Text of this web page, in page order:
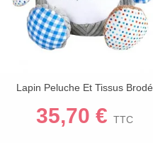
Afficher Plus
Lapin Peluche Et Tissus Brodé
35,70 € TTC